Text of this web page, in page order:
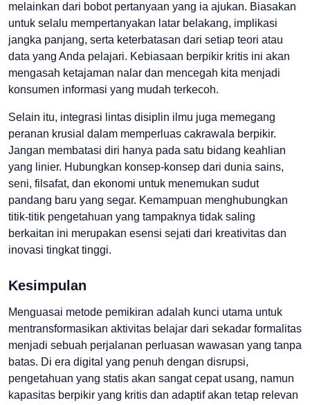
melainkan dari bobot pertanyaan yang ia ajukan. Biasakan
untuk selalu mempertanyakan latar belakang, implikasi
jangka panjang, serta keterbatasan dari setiap teori atau
data yang Anda pelajari. Kebiasaan berpikir kritis ini akan
mengasah ketajaman nalar dan mencegah kita menjadi
konsumen informasi yang mudah terkecoh.
Selain itu, integrasi lintas disiplin ilmu juga memegang
peranan krusial dalam memperluas cakrawala berpikir.
Jangan membatasi diri hanya pada satu bidang keahlian
yang linier. Hubungkan konsep-konsep dari dunia sains,
seni, filsafat, dan ekonomi untuk menemukan sudut
pandang baru yang segar. Kemampuan menghubungkan
titik-titik pengetahuan yang tampaknya tidak saling
berkaitan ini merupakan esensi sejati dari kreativitas dan
inovasi tingkat tinggi.
Kesimpulan
Menguasai metode pemikiran adalah kunci utama untuk
mentransformasikan aktivitas belajar dari sekadar formalitas
menjadi sebuah perjalanan perluasan wawasan yang tanpa
batas. Di era digital yang penuh dengan disrupsi,
pengetahuan yang statis akan sangat cepat usang, namun
kapasitas berpikir yang kritis dan adaptif akan tetap relevan